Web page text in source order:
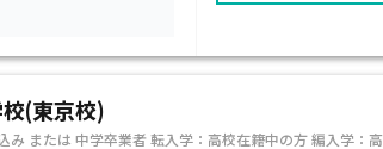
(東京校)
み または 中学卒業者 転入学：高校在籍中の方 編入学：高